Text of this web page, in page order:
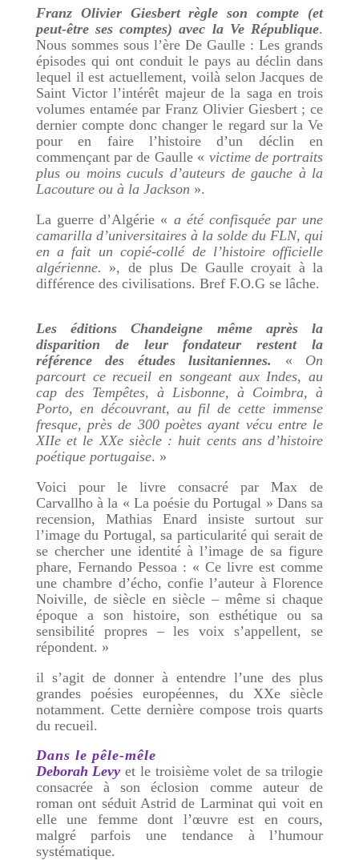
Franz Olivier Giesbert règle son compte (et
peut-être ses comptes) avec la Ve République.
Nous sommes sous l’ère De Gaulle : Les grands
épisodes qui ont conduit le pays au déclin dans
lequel il est actuellement, voilà selon Jacques de
Saint Victor l’intérêt majeur de la saga en trois
volumes entamée par Franz Olivier Giesbert ; ce
dernier compte donc changer le regard sur la Ve
pour en faire l’histoire d’un déclin en
commençant par de Gaulle « victime de portraits
plus ou moins cuculs d’auteurs de gauche à la
Lacouture ou à la Jackson ».
La guerre d’Algérie « a été confisquée par une
camarilla d’universitaires à la solde du FLN, qui
en a fait un copié-collé de l’histoire officielle
algérienne. », de plus De Gaulle croyait à la
différence des civilisations. Bref F.O.G se lâche.
Les éditions Chandeigne même après la
disparition de leur fondateur restent la
référence des études lusitaniennes.
« On
parcourt ce recueil en songeant aux Indes, au
cap des Tempêtes, à Lisbonne, à Coimbra, à
Porto, en découvrant, au fil de cette immense
fresque, près de 300 poètes ayant vécu entre le
XIIe et le XXe siècle : huit cents ans d’histoire
poétique portugaise. »
Voici pour le livre consacré par Max de
Carvallho à la « La poésie du Portugal » Dans sa
recension, Mathias Enard insiste surtout sur
l’image du Portugal, sa particularité qui serait de
se chercher une identité à l’image de sa figure
phare, Fernando Pessoa : « Ce livre est comme
une chambre d’écho, confie l’auteur à Florence
Noiville, de siècle en siècle – même si chaque
époque a son histoire, son esthétique ou sa
sensibilité propres – les voix s’appellent, se
répondent. »
il s’agit de donner à entendre l’une des plus
grandes poésies européennes, du XXe siècle
notamment. Cette dernière compose trois quarts
du recueil.
Dans le pêle-mêle
Deborah Levy et le troisième volet de sa trilogie
consacrée à son éclosion comme auteur de
roman ont séduit Astrid de Larminat qui voit en
elle une femme dont l’œuvre est en cours,
malgré parfois une tendance à l’humour
systématique.